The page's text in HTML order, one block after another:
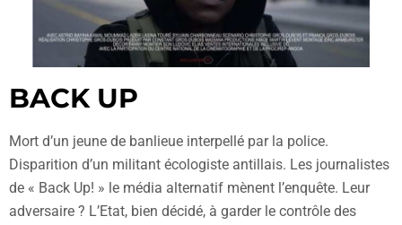
BACK UP
Mort d’un jeune de banlieue interpellé par la police.
Disparition d’un militant écologiste antillais. Les journalistes
de « Back Up! » le média alternatif mènent l’enquête. Leur
adversaire ? L’Etat, bien décidé, à garder le contrôle des